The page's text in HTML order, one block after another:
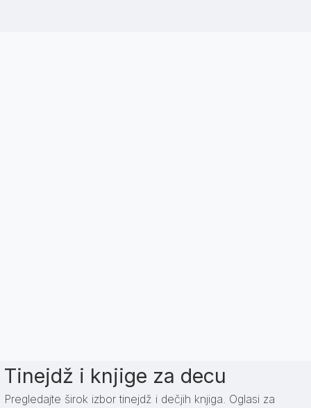
Tinejdž i knjige za decu
Pregledajte širok izbor tinejdž i dečjih knjiga. Oglasi za